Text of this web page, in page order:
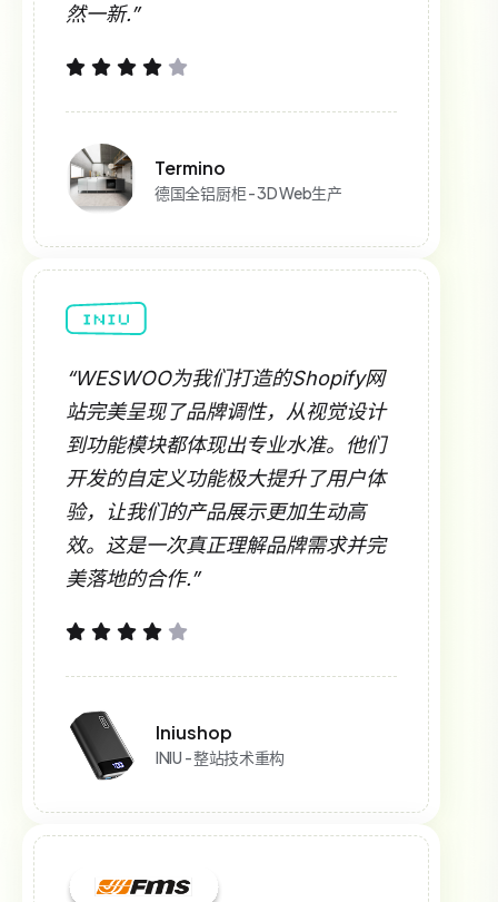
然一新.”
Termino
德国全铝厨柜 - 3D Web生产
“WESWOO为我们打造的Shopify网
站完美呈现了品牌调性，从视觉设计
到功能模块都体现出专业水准。他们
开发的自定义功能极大提升了用户体
验，让我们的产品展示更加生动高
效。这是一次真正理解品牌需求并完
美落地的合作.”
Iniushop
INIU - 整站技术重构